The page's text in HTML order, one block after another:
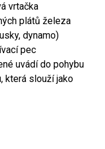
vrtačka
plátů železa
dynamo)
pec
uvádí do pohybu
která slouží jako